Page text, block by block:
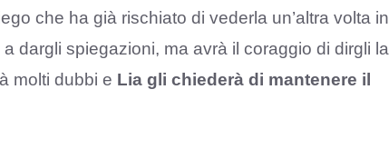
che ha già rischiato di vederla un’altra volta in
dargli spiegazioni, ma avrà il coraggio di dirgli la
molti dubbi e Lia gli chiederà di mantenere il